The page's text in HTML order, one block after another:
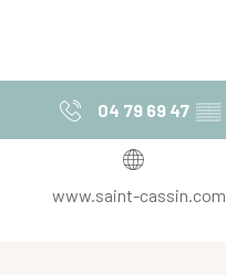
04 79 69 47 ▒▒
www.saint-cassin.com